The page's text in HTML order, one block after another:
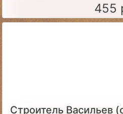
455
Строитель Васильев